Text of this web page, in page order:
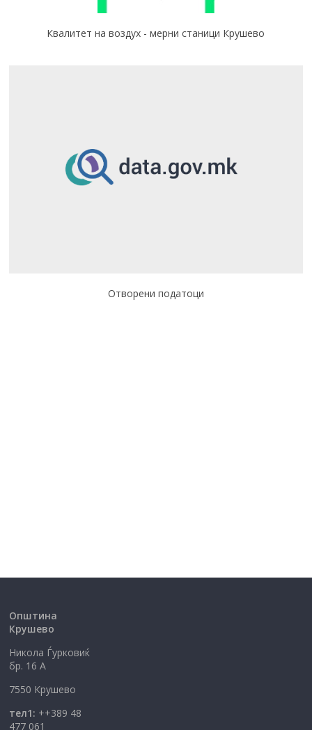
Квалитет на воздух - мерни станици Крушево
Отворени податоци
Општина
Крушево
Никола Ѓурковиќ
бр. 16 А
7550 Крушево
тел1: ++389 48
477 061